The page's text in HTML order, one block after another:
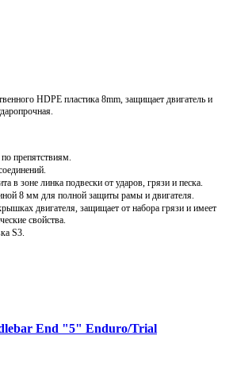
HDPE пластика 8mm, защищает двигатель и
препятствиям.
в зоне линка подвески от ударов, грязи и песка.
8 мм для полной защиты рамы и двигателя.
двигателя, защищает от набора грязи и имеет
свойства.
S3.
End "5" Enduro/Trial